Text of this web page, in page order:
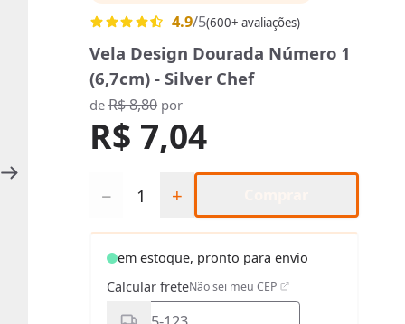
4.9/5(600+ avaliações)
Vela Design Dourada Número 1
(6,7cm) - Silver Chef
deR$ 8,80 por
R$ 7,04
− +
em estoque, pronto para envio
Calcular freteNão sei meu CEP